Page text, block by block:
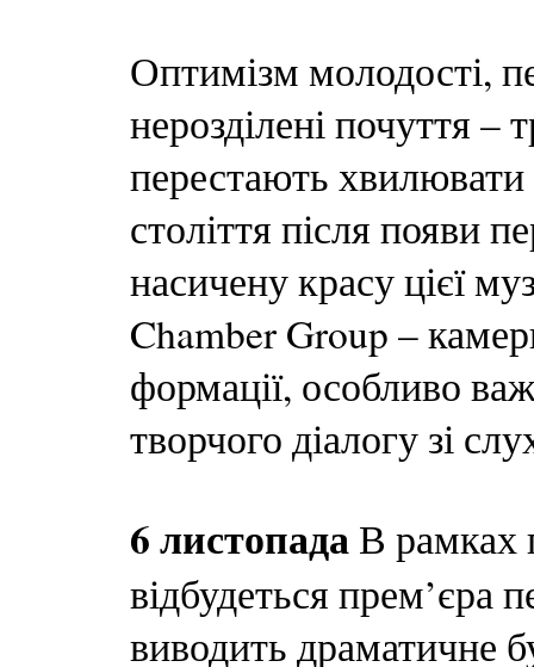
Оптимізм молодості,
нерозділені почуття –
перестають хвилювати
століття після появи
насичену красу цієї
Chamber Group –
формації, особливо
творчого діалогу зі
6 листопада В рамках
відбудеться прем’єра
виводить драматичне